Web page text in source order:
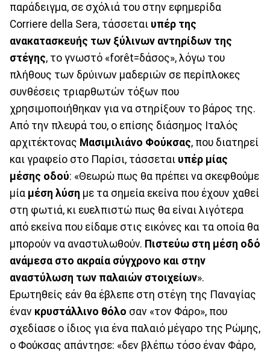
παράδειγμα, σε σχόλιά του στην εφημερίδα
Corriere della Sera, τάσσεται υπέρ της
ανακατασκευής των ξύλινων αντηρίδων της
στέγης, το γνωστό «forêt=δάσος», λόγω του
πλήθους των δρύινων μαδεριών σε περίπλοκες
συνθέσεις τριαρθωτών τόξων που
χρησιμοποιήθηκαν για να στηρίξουν το βάρος της.
Από την πλευρά του, ο επίσης διάσημος Ιταλός
αρχιτέκτονας Μασιμιλιάνο Φούκσας, που διατηρεί
και γραφείο στο Παρίσι, τάσσεται υπέρ μίας
μέσης οδού: «Θεωρώ πως θα πρέπει να σκεφθούμε
μία μέση λύση με τα σημεία εκείνα που έχουν χαθεί
στη φωτιά, κι ευελπιστώ πως θα είναι λιγότερα
από εκείνα που είδαμε στις εικόνες και τα οποία θα
μπορούν να αναστυλωθούν. Πιστεύω στη μέση οδό
ανάμεσα στο ακραία σύγχρονο και στην
αναστύλωση των παλαιών στοιχείων».
Ερωτηθείς εάν θα έβλεπε στη στέγη της Παναγίας
έναν κρυστάλλινο θόλο σαν «τον Φάρο», που
σχεδίασε ο ίδιος για ένα παλαιό μέγαρο της Ρώμης,
ο Φούκσας απάντησε: «δεν βλέπω τόσο έναν Φάρο,